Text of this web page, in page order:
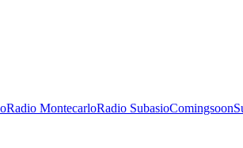
Radio MontecarloRadio SubasioComingsoon